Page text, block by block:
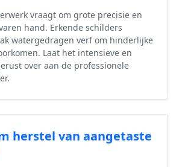
vraagt om grote precisie en
hand. Erkende schilders
watergedragen verf om hinderlijke
Laat het intensieve en
over aan de professionele
herstel van aangetaste